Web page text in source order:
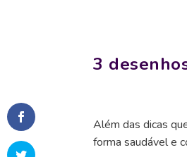
3
Além das dicas
forma saudável e